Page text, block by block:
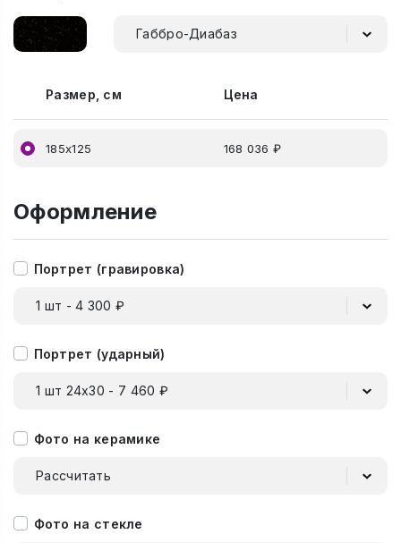
Габбро-Диабаз
Размер, см Цена
185х125 168 036 ₽
Оформление
Портрет (гравировка)
1 шт - 4 300 ₽
Портрет (ударный)
1 шт 24х30 - 7 460 ₽
Фото на керамике
Рассчитать
Фото на стекле